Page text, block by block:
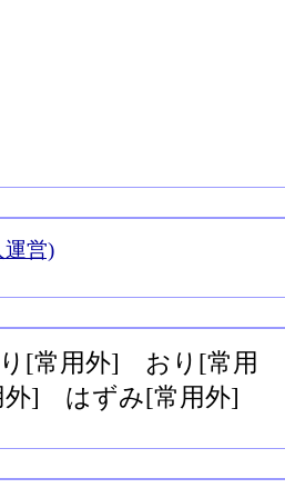
運営)
[常用外] おり[常用
] はずみ[常用外]